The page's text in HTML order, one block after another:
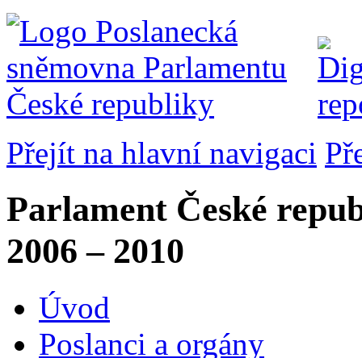
Přejít na hlavní navigaci
Parlament České
2006 – 2010
Úvod
Poslanci a orgány